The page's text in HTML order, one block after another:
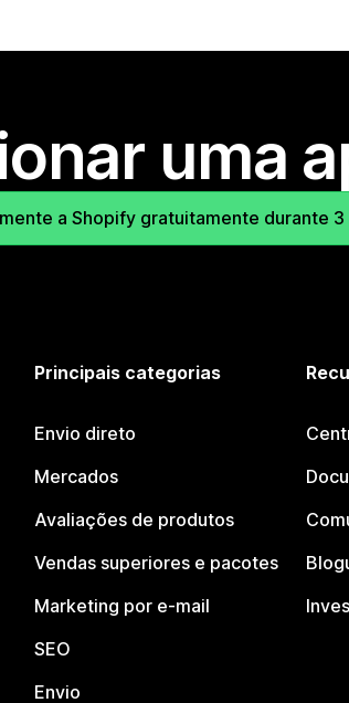
uma
a Shopify gratuitamente durante 3
Principais categorias
Envio direto
Mercados
Avaliações de produtos
Vendas superiores e pacotes
Marketing por e-mail
SEO
Envio